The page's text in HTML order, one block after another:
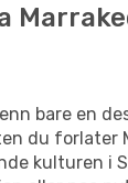
bare en
du forlater
kulturen i